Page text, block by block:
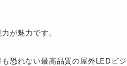
が魅力です。
れない最高品質の屋外LEDビ